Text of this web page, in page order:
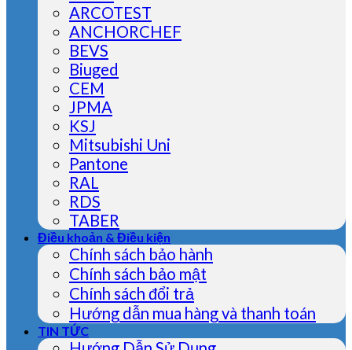
ARCOTEST
ANCHORCHEF
BEVS
Biuged
CEM
JPMA
KSJ
Mitsubishi Uni
Pantone
RAL
RDS
TABER
Điều khoản & Điều kiện
Chính sách bảo hành
Chính sách bảo mật
Chính sách đổi trả
Hướng dẫn mua hàng và thanh toán
TIN TỨC